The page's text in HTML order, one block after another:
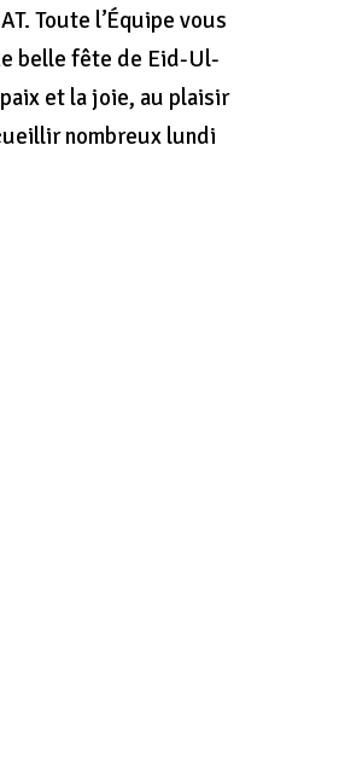
Toute l’Équipe vous
belle fête de Eid-Ul-
et la joie, au plaisir
nombreux lundi